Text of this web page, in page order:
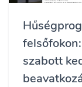
szabott